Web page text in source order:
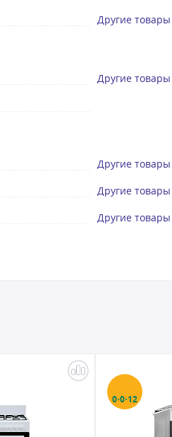
Другие товары
Другие товары
Другие товары
Другие товары
Другие товары
0·0·12